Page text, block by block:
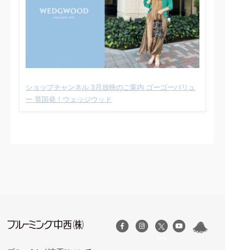
ショップチャンネル 3月放映のご案内 ゴーゴーバリュ
ー 英国発！ウェッジウッド